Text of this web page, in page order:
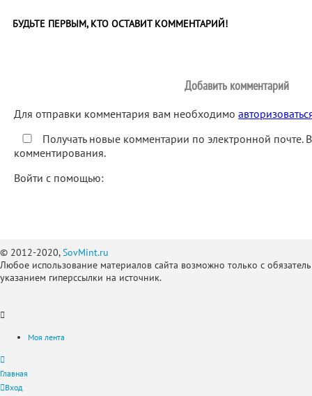
БУДЬТЕ ПЕРВЫМ, КТО ОСТАВИТ КОММЕНТАРИЙ!
Добавить комментарий
Для отправки комментария вам необходимо
Получать новые комментарии по электронной почте.
комментирования.
Войти с помощью:
© 2012-2020,SovMint.ru
Любое использование материалов сайта возможно только с
указанием гиперссылки на источник.
Моя лента
Главная
Вход